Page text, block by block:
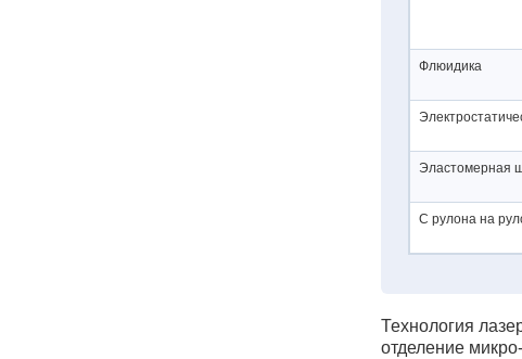
Флюидика
Эластомерная
С рулона на
Технология
отделение